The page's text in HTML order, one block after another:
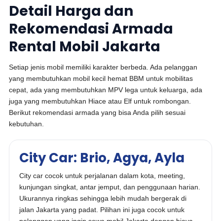
Detail Harga dan
Rekomendasi Armada
Rental Mobil Jakarta
Setiap jenis mobil memiliki karakter berbeda. Ada pelanggan
yang membutuhkan mobil kecil hemat BBM untuk mobilitas
cepat, ada yang membutuhkan MPV lega untuk keluarga, ada
juga yang membutuhkan Hiace atau Elf untuk rombongan.
Berikut rekomendasi armada yang bisa Anda pilih sesuai
kebutuhan.
City Car: Brio, Agya, Ayla
City car cocok untuk perjalanan dalam kota, meeting,
kunjungan singkat, antar jemput, dan penggunaan harian.
Ukurannya ringkas sehingga lebih mudah bergerak di
jalan Jakarta yang padat. Pilihan ini juga cocok untuk